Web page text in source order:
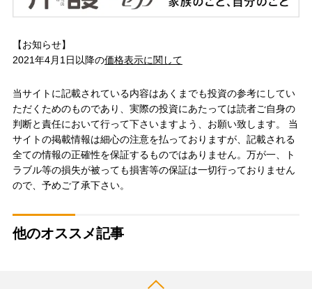
【お知らせ】
2021年4月1日以降の価格表示に関して
当サイトに記載されている内容はあくまでも投資の参考にしてい
ただくためのものであり、実際の投資にあたっては読者ご自身の
判断と責任において行って下さいますよう、お願い致します。 当
サイトの掲載情報は細心の注意を払っておりますが、記載される
全ての情報の正確性を保証するものではありません。万が一、ト
ラブル等の損失が被っても損害等の保証は一切行っておりません
ので、予めご了承下さい。
他のオススメ記事